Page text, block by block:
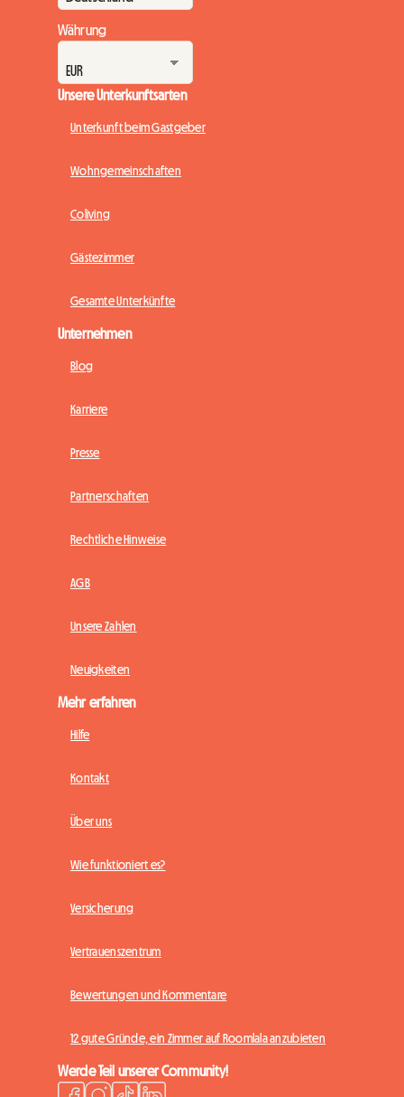
Währung
Unsere Unterkunftsarten
Unterkunft beim Gastgeber
Wohngemeinschaften
Coliving
Gästezimmer
Gesamte Unterkünfte
Unternehmen
Blog
Karriere
Presse
Partnerschaften
Rechtliche Hinweise
AGB
Unsere Zahlen
Neuigkeiten
Mehr erfahren
Hilfe
Kontakt
Über uns
Wie funktioniert es?
Versicherung
Vertrauenszentrum
Bewertungen und Kommentare
12 gute Gründe, ein Zimmer auf Roomlala anzubieten
Werde Teil unserer Community!